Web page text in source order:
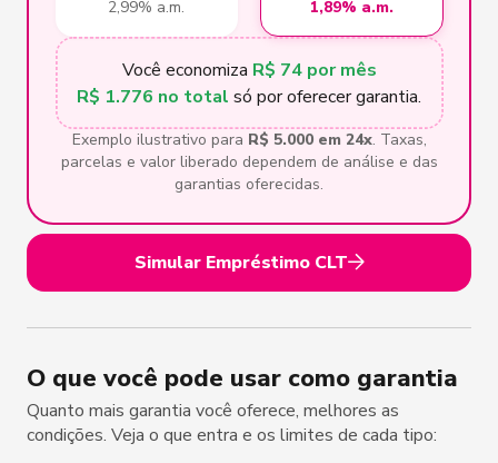
Simular Empréstimo CLT
2,99% a.m. 1,89% a.m.
Você economiza R$ 74 por mês
R$ 1.776 no total só por oferecer garantia.
Exemplo ilustrativo para R$ 5.000 em 24x. Taxas,
parcelas e valor liberado dependem de análise e das
garantias oferecidas.
O que você pode usar como garantia
Quanto mais garantia você oferece, melhores as
condições. Veja o que entra e os limites de cada tipo: